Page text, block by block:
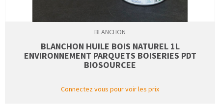
BLANCHON
BLANCHON HUILE BOIS NATUREL 1L
ENVIRONNEMENT PARQUETS BOISERIES PDT
BIOSOURCEE
Connectez vous pour voir les prix